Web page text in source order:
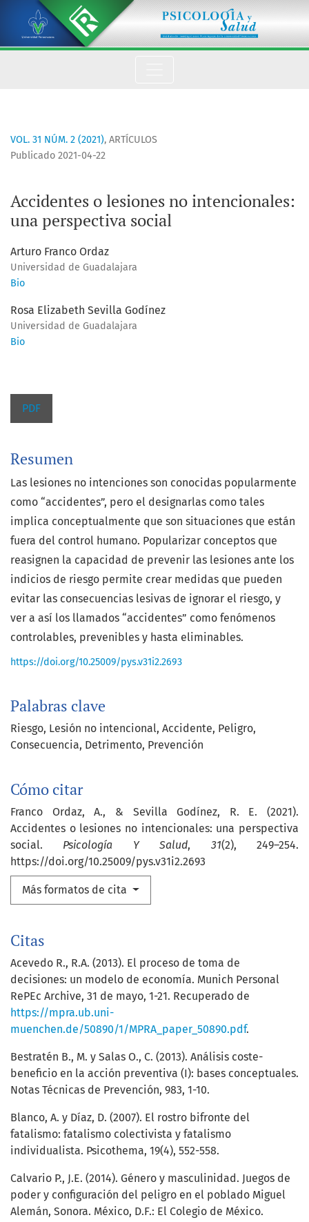
Accidentes o lesiones no intencionales: una perspectiva
VOL. 31 NÚM. 2 (2021), ARTÍCULOS
Accidentes o lesiones no intencionales:
una perspectiva social
Publicado 2021-04-22
Arturo Franco Ordaz
Universidad de Guadalajara
Bio
Rosa Elizabeth Sevilla Godínez
Universidad de Guadalajara
Bio
PDF
Palabras clave
Riesgo Lesión no intencional Accidente Peligro
Consecuencia Detrimento Prevención
Cómo citar
Franco Ordaz, A., & Sevilla Godínez, R. E. (2021).
Accidentes o lesiones no intencionales: una perspectiva
social. Psicología Y Salud, 31(2), 249–254.
https://doi.org/10.25009/pys.v31i2.2693
Más formatos de cita
Resumen
Las lesiones no intenciones son conocidas popularmente
como “accidentes”, pero el designarlas como tales
implica conceptualmente que son situaciones que están
fuera del control humano. Popularizar conceptos que
reasignen la capacidad de prevenir las lesiones ante los
indicios de riesgo permite crear medidas que pueden
evitar las consecuencias lesivas de ignorar el riesgo, y
ver a así los llamados “accidentes” como fenómenos
controlables, prevenibles y hasta eliminables.
https://doi.org/10.25009/pys.v31i2.2693
Citas
Acevedo R., R.A. (2013). El proceso de toma de
decisiones: un modelo de economía. Munich Personal
RePEc Archive, 31 de mayo, 1-21. Recuperado de
https://mpra.ub.uni-
muenchen.de/50890/1/MPRA_paper_50890.pdf.
Bestratén B., M. y Salas O., C. (2013). Análisis coste-
beneficio en la acción preventiva (I): bases conceptuales.
Notas Técnicas de Prevención, 983, 1-10.
Blanco, A. y Díaz, D. (2007). El rostro bifronte del
fatalismo: fatalismo colectivista y fatalismo
individualista. Psicothema, 19(4), 552-558.
Calvario P., J.E. (2014). Género y masculinidad. Juegos de
poder y configuración del peligro en el poblado Miguel
Alemán, Sonora. México, D.F.: El Colegio de México.